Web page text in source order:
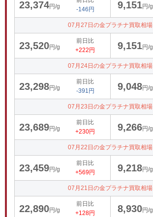
23,374円/g
-146円
9,151円/g
07月27日の金プラチナ買取相場
23,520円/g
前日比
+222円
9,151円/g
07月24日の金プラチナ買取相場
23,298円/g
前日比
-391円
9,048円/g
07月23日の金プラチナ買取相場
23,689円/g
前日比
+230円
9,266円/g
07月22日の金プラチナ買取相場
23,459円/g
前日比
+569円
9,218円/g
07月21日の金プラチナ買取相場
22,890円/g
前日比
+128円
8,930円/g